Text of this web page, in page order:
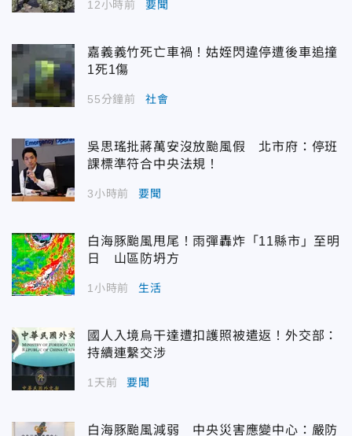
12小時前 要聞
嘉義義竹死亡車禍！姑姪閃違停遭後車追撞
1死1傷
55分鐘前 社會
吳思瑤批蔣萬安沒放颱風假 北市府：停班
課標準符合中央法規！
3小時前 要聞
白海豚颱風甩尾！雨彈轟炸「11縣市」至明
日 山區防坍方
1小時前 生活
國人入境烏干達遭扣護照被遣返！外交部：
持續連繫交涉
1天前 要聞
白海豚颱風減弱 中央災害應變中心：嚴防